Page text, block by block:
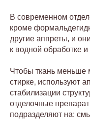
В современном
кроме
другие аппреты, и
к водной обработке
Чтобы ткань меньше
стирке, используют
стабилизации
отделочные
подразделяют на: